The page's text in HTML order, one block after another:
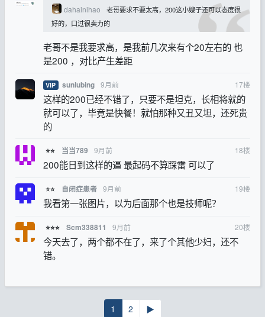
dahainihao
老哥要求不要太高，200这小嫂子还可以态度很
好的，口过很卖力的
老哥不是我要求高，是我前几次来有个20左右的 也
是200 ，对比产生差距
VIP sunlubing 9月前 17楼
这样的200已经不错了，只要不是坦克，长相将就的
就可以了，毕竟是快餐！就怕那种又丑又坦，还死贵
的
⭐⭐ 当当789 9月前 18楼
200能日到这样的逼 最起码不算踩雷 可以了
⭐⭐ 自闭症患者 9月前 19楼
我看第一张图片，以为后面那个也是技师呢？
⭐⭐⭐ Scm338811 9月前 20楼
今天去了，两个都不在了，来了个其他少妇，还不
错。
1 2 ▶